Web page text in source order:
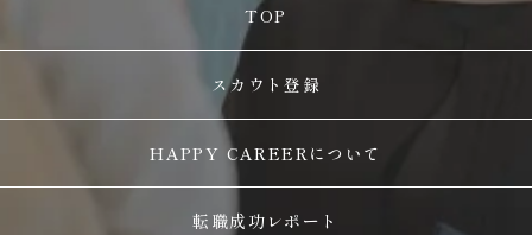
TOP
スカウト登録
HAPPY CAREERについて
転職成功レポート